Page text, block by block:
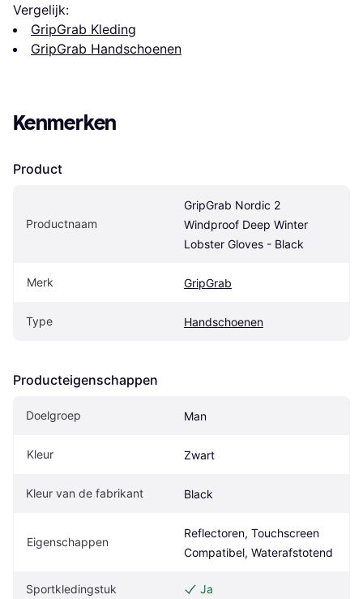
Vergelijk:
GripGrab Kleding
GripGrab Handschoenen
Kenmerken
Product
Productnaam
GripGrab Nordic 2
Windproof Deep Winter
Lobster Gloves - Black
Merk GripGrab
Type Handschoenen
Producteigenschappen
Doelgroep Man
Kleur Zwart
Kleur van de fabrikant Black
Eigenschappen
Reflectoren, Touchscreen
Compatibel, Waterafstotend
Sportkledingstuk Ja